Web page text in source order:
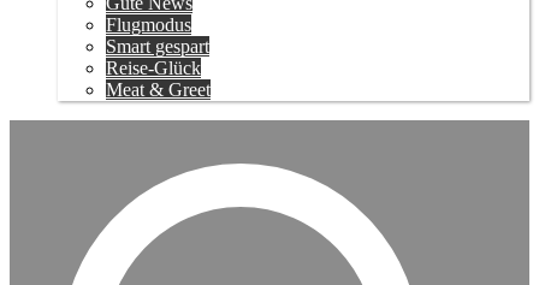
Flugmodus
Smart gespart
Reise-Glück
Meat & Greet